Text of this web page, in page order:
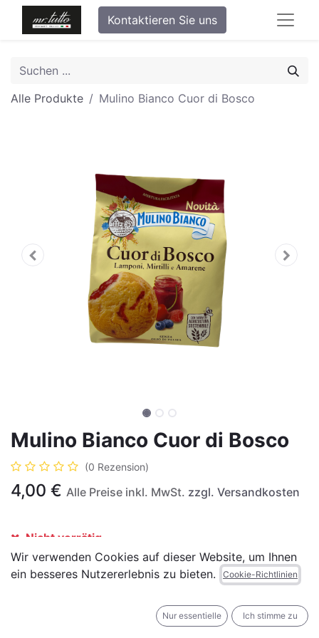
Kontaktieren Sie uns
Alle Produkte Mulino Bianco Cuor di Bosco
Mulino Bianco Cuor di Bosco
(0 Rezension)
4,00 € Alle Preise inkl. MwSt. zzgl. Versandkosten
Nicht vorrätig
Erhalten Sie eine Benachrichtigung, wenn wieder
vorrätig
Für später speichern
Wir verwenden Cookies auf dieser Website, um Ihnen
ein besseres Nutzererlebnis zu bieten.
Cookie-Richtlinien
Nur essentielle Ich stimme zu